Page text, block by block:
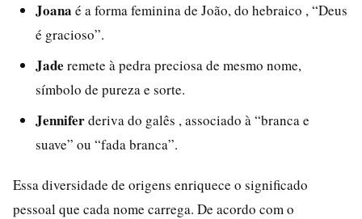
Joana é a forma feminina de João, do hebraico , “Deus
é gracioso”.
Jade remete à pedra preciosa de mesmo nome,
símbolo de pureza e sorte.
Jenniferderiva do galês , associado à “branca e
suave” ou “fada branca”.
Essa diversidade de origens enriquece o significado
pessoal que cada nome carrega. De acordo com o